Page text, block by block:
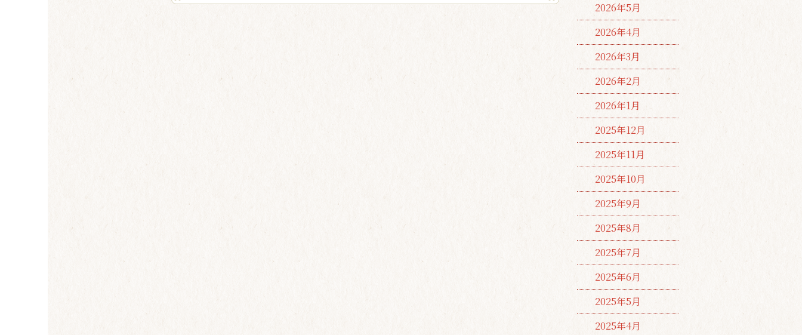
2026年5月
2026年4月
2026年3月
2026年2月
2026年1月
2025年12月
2025年11月
2025年10月
2025年9月
2025年8月
2025年7月
2025年6月
2025年5月
2025年4月